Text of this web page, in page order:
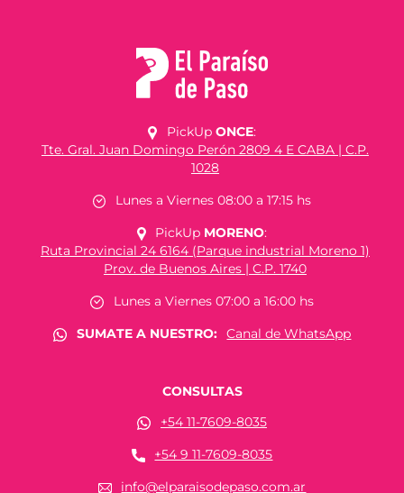
PickUp ONCE:
Tte. Gral. Juan Domingo Perón 2809 4 E CABA | C.P.
1028
Lunes a Viernes 08:00 a 17:15 hs
PickUp MORENO:
Ruta Provincial 24 6164 (Parque industrial Moreno 1)
Prov. de Buenos Aires | C.P. 1740
Lunes a Viernes 07:00 a 16:00 hs
SUMATE A NUESTRO:
Canal de WhatsApp
CONSULTAS
+54 11-7609-8035
+54 9 11-7609-8035
info@elparaisodepaso.com.ar